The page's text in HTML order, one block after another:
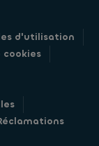
d'utilisation
cookies